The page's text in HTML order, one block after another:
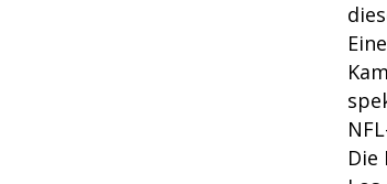
Die